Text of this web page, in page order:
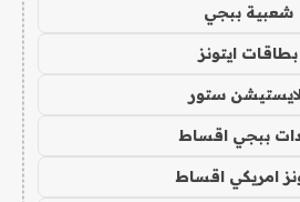
شعبية ببجي
بطاقات ايتونز
ستور
ببجي اقساط
امريكي اقساط